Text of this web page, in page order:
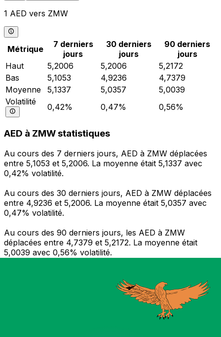
1 AED vers ZMW
Métrique
7 derniers
jours
30 derniers
jours
90 derniers
jours
Haut
5,2006 5,2006
5,2172
Bas
5,1053 4,9236
4,7379
Moyenne
5,1337 5,0357
5,0039
Volatilité
0,42% 0,47% 0,56%
AED à ZMW statistiques
Au cours des 7 derniers jours, AED à ZMW déplacées
entre 5,1053 et 5,2006. La moyenne était 5,1337 avec
0,42% volatilité.
Au cours des 30 derniers jours, AED à ZMW déplacées
entre 4,9236 et 5,2006. La moyenne était 5,0357 avec
0,47% volatilité.
Au cours des 90 derniers jours, les AED à ZMW
déplacées entre 4,7379 et 5,2172. La moyenne était
5,0039 avec 0,56% volatilité.
Gérez votre argent et vos devises lorsque vous
L'application Xe réunit toutes les fonctionnalités